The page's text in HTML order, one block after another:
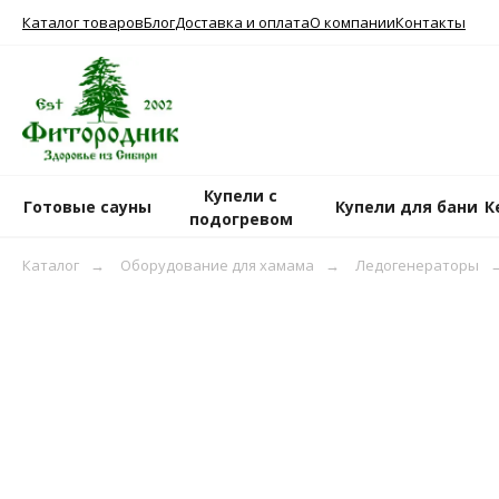
Каталог товаровБлогДоставка и оплатаО компанииКонтакты
Готовые сауны
Купели с
подогревом
Купели для бани
Каталог → Оборудование для хамама → Ледогенераторы